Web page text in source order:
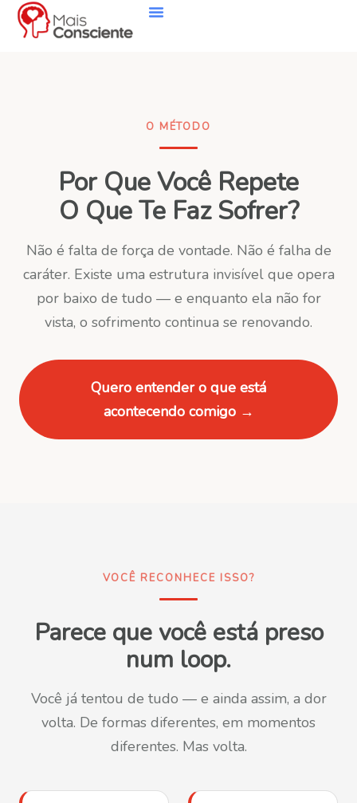
O MÉTODO
Por Que Você Repete
O Que Te Faz Sofrer?
Não é falta de força de vontade. Não é falha de
caráter. Existe uma estrutura invisível que opera
por baixo de tudo — e enquanto ela não for
vista, o sofrimento continua se renovando.
Quero entender o que está
acontecendo comigo →
VOCÊ RECONHECE ISSO?
Parece que você está preso
num loop.
Você já tentou de tudo — e ainda assim, a dor
volta. De formas diferentes, em momentos
diferentes. Mas volta.